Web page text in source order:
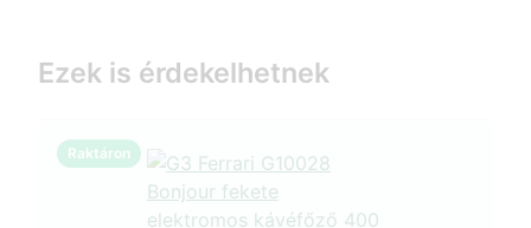
Ezek is érdekelhetnek
Raktáron